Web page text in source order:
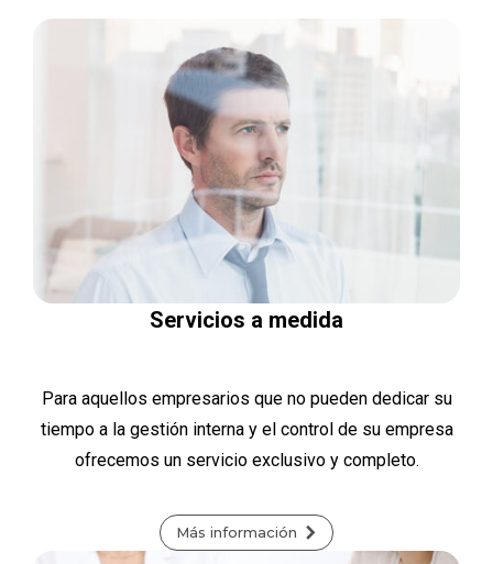
Servicios a medida
Para aquellos empresarios que no pueden dedicar su
tiempo a la gestión interna y el control de su empresa
ofrecemos un servicio exclusivo y completo.
Más información